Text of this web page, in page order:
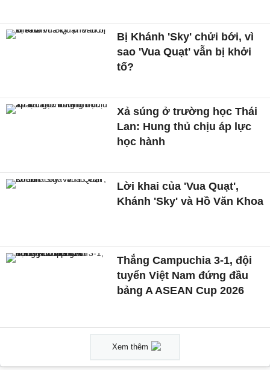
Bị Khánh 'Sky' chửi bới, vì
sao 'Vua Quạt' vẫn bị khởi
tố?
Xả súng ở trường học Thái
Lan: Hung thủ chịu áp lực
học hành
Lời khai của 'Vua Quạt',
Khánh 'Sky' và Hồ Văn Khoa
Thắng Campuchia 3-1, đội
tuyển Việt Nam đứng đầu
bảng A ASEAN Cup 2026
Xem thêm